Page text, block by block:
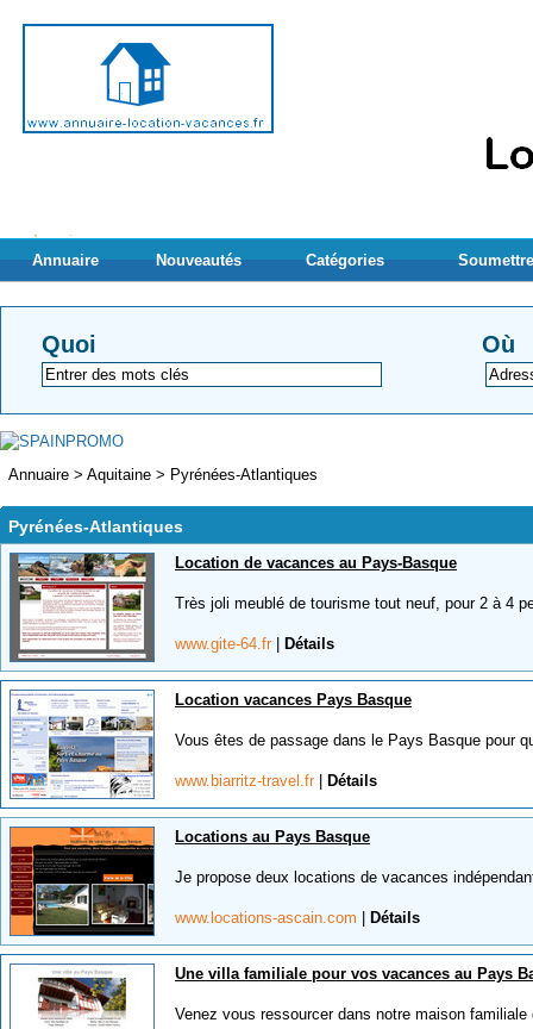
Annuaire Nouveautés Catégories
Quoi Où
Annuaire > Aquitaine > Pyrénées-Atlantiques
Pyrénées-Atlantiques
Location de vacances au Pays-Basque
Très joli meublé de tourisme tout neuf, pour 2 à 4
www.gite-64.fr Détails
Location vacances Pays Basque
Vous êtes de passage dans le Pays Basque pour
www.biarritz-travel.fr Détails
Locations au Pays Basque
Je propose deux locations de vacances
www.locations-ascain.com Détails
Une villa familiale pour vos vacances au Pays
Venez vous ressourcer dans notre maison